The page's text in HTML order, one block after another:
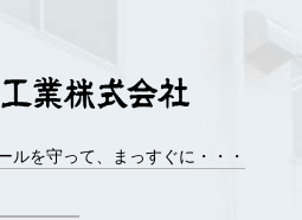
を守って、まっすぐに・・・